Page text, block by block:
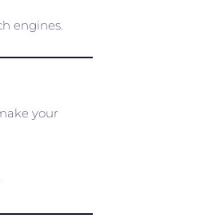
engines.
your